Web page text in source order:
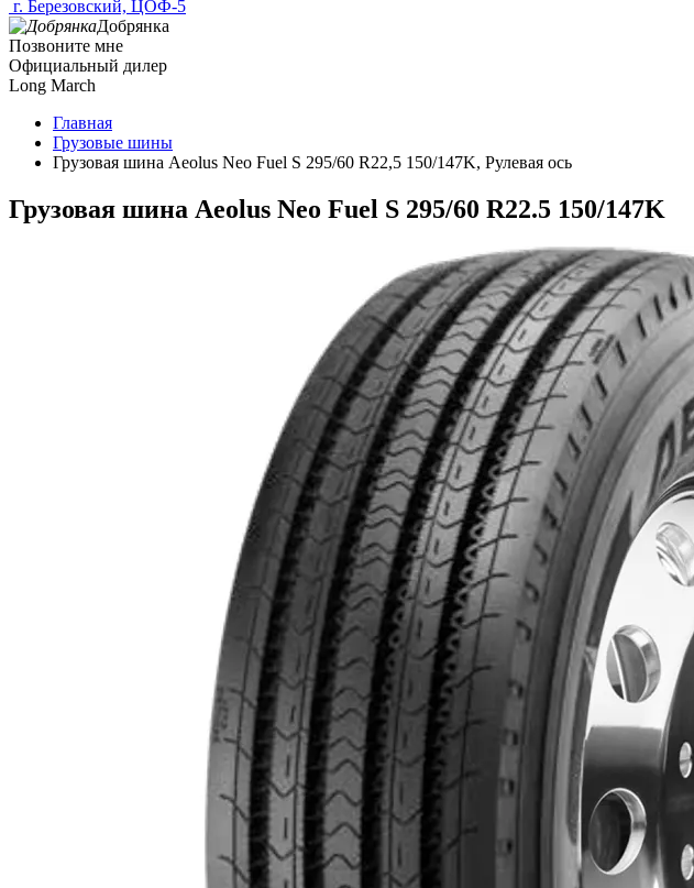
г. Березовский, ЦОФ-5
Добрянка
Позвоните мне
Официальный дилер
Long March
Главная
Грузовые шины
Грузовая шина Aeolus Neo Fuel S 295/60 R22,5 150/147K, Рулевая ось
Грузовая шина Aeolus Neo Fuel S 295/60 R22.5 150/147K